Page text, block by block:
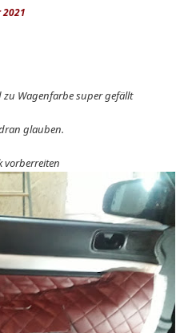
2021
zu Wagenfarbe super gefällt
glauben.
vorberreiten